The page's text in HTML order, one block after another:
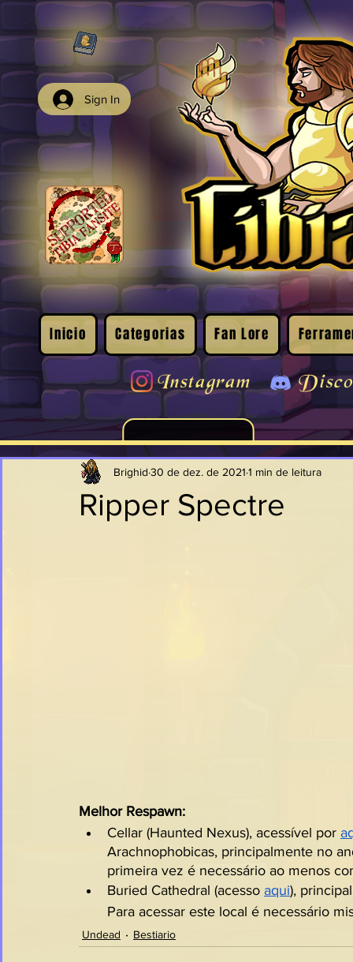
Sign In
Inicio Categorias Fan Lore
Instagram
Ripper Spectre
Brighid 30 de dez. de 2021 1 min de leitura
Melhor Respawn:
Cellar (Haunted Nexus), acessível por
Arachnophobicas, principalmente no
primeira vez é necessário ao menos
Buried Cathedral (acesso aqui),
Para acessar este local é necessário
Undead Bestiario